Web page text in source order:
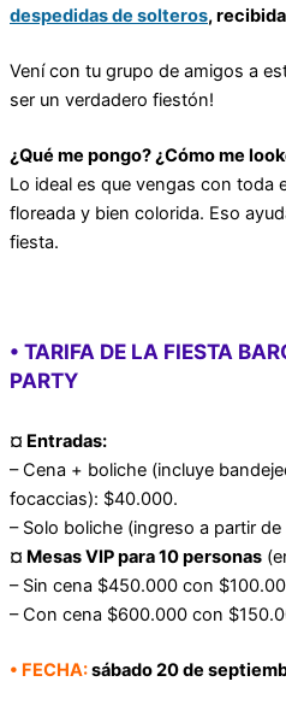
despedidas de solteros,
Vení con tu grupo de amigos a
ser un verdadero fiestón!
¿Qué me pongo? ¿Cómo me
Lo ideal es que vengas con toda
floreada y bien colorida. Eso
fiesta.
• TARIFA DE LA FIESTA
PARTY
¤ Entradas:
– Cena + boliche (incluye
focaccias): $40.000.
– Solo boliche (ingreso a partir
¤ Mesas VIP para 10 personas
– Sin cena $450.000 con
– Con cena $600.000 con
• FECHA:sábado 20 de